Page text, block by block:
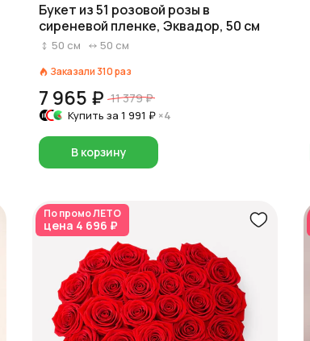
Букет из 51 розовой розы в
сиреневой пленке, Эквадор, 50 см
50 см 50 см
Заказали 310раз
7 965 ₽ 11 379 ₽
Купить за 1 991 ₽ ×4
В корзину
По промоЛЕТО
цена 4 696 ₽